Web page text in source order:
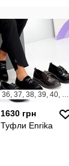
замша Кл
36, 37, 38, 39, 40, 41
1630 грн
Туфли Enrika